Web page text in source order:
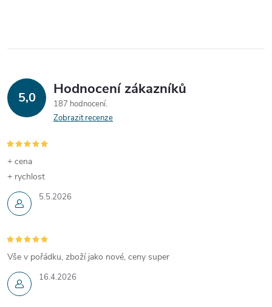
5,0 Hodnocení zákazníků
187 hodnocení
Zobrazit recenze
5.5.2026
+ cena
+ rychlost
16.4.2026
Vše v pořádku, zboží jako nové, ceny super